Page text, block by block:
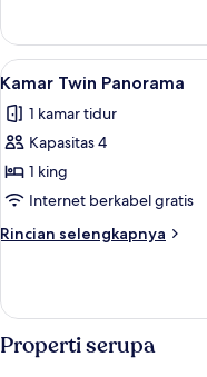
Kamar
Double
Panorama
Lihat
semua
foto
untuk
Kamar
Twin
Panorama
7
Kamar Twin Panorama
1 kamar tidur
Kapasitas 4
1 king
Internet berkabel gratis
Rincian selengkapnya
Rincian
Kamar
Twin
Panorama
Properti serupa